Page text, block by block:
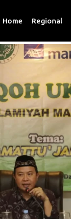
Home Regional